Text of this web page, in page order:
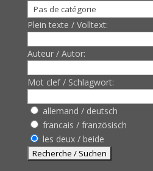
Plein texte / Volltext:
Auteur / Autor:
Mot clef / Schlagwort:
allemand / deutsch
francais / französisch
les deux / beide